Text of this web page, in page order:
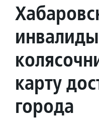
карту
города